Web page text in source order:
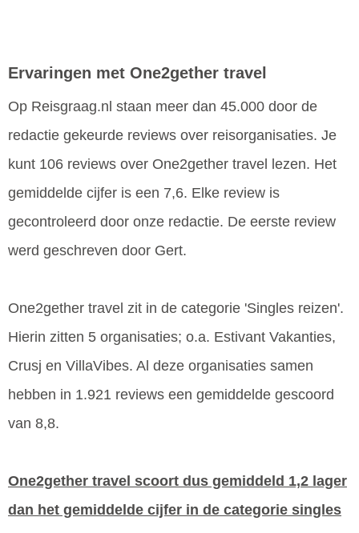
Ervaringen met One2gether travel
Op Reisgraag.nl staan meer dan 45.000 door de
redactie gekeurde reviews over reisorganisaties. Je
kunt 106 reviews over One2gether travel lezen. Het
gemiddelde cijfer is een 7,6. Elke review is
gecontroleerd door onze redactie. De eerste review
werd geschreven door Gert.
One2gether travel zit in de categorie 'Singles reizen'.
Hierin zitten 5 organisaties; o.a. Estivant Vakanties,
Crusj en VillaVibes. Al deze organisaties samen
hebben in 1.921 reviews een gemiddelde gescoord
van 8,8.
One2gether travel scoort dus gemiddeld 1,2 lager
dan het gemiddelde cijfer in de categorie singles